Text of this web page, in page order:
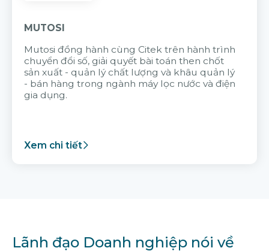
MUTOSI
Mutosi đồng hành cùng Citek trên hành trình
chuyển đổi số, giải quyết bài toán then chốt
sản xuất - quản lý chất lượng và khâu quản lý
- bán hàng trong ngành máy lọc nước và điện
gia dụng.
Xem chi tiết
Lãnh đạo Doanh nghiệp nói về